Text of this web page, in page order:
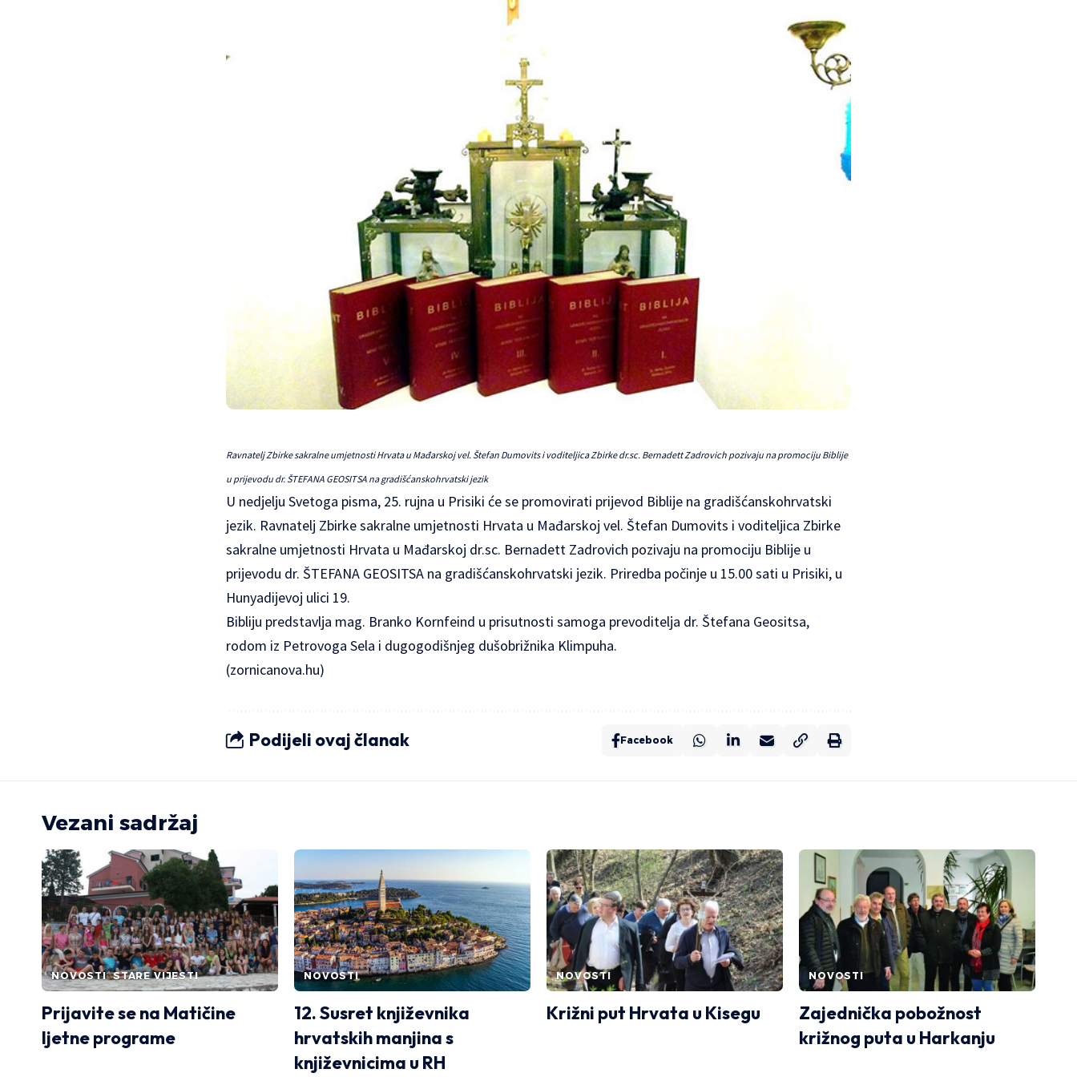
Ravnatelj Zbirke sakralne umjetnosti Hrvata u Mađarskoj vel. Štefan Dumovits i voditeljica Zbirke dr.sc. Bernadett Zadrovich pozivaju na promociju Biblije
u prijevodu dr. ŠTEFANA GEOSITSA na gradišćanskohrvatski jezik
U nedjelju Svetoga pisma, 25. rujna u Prisiki će se promovirati prijevod Biblije na gradišćanskohrvatski
jezik. Ravnatelj Zbirke sakralne umjetnosti Hrvata u Mađarskoj vel. Štefan Dumovits i voditeljica Zbirke
sakralne umjetnosti Hrvata u Mađarskoj dr.sc. Bernadett Zadrovich pozivaju na promociju Biblije u
prijevodu dr. ŠTEFANA GEOSITSA na gradišćanskohrvatski jezik. Priredba počinje u 15.00 sati u Prisiki, u
Hunyadijevoj ulici 19.
Bibliju predstavlja mag. Branko Kornfeind u prisutnosti samoga prevoditelja dr. Štefana Geositsa,
rodom iz Petrovoga Sela i dugogodišnjeg dušobrižnika Klimpuha.
(zornicanova.hu)
Podijeli ovaj članak Facebook
Vezani sadržaj
NOVOSTI STARE VIJESTI
Prijavite se na Matičine
ljetne programe
NOVOSTI
12. Susret književnika
hrvatskih manjina s
književnicima u RH
NOVOSTI
Križni put Hrvata u Kisegu
NOVOSTI
Zajednička pobožnost
križnog puta u Harkanju